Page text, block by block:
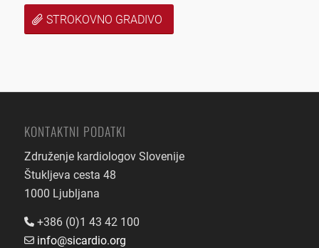
STROKOVNO GRADIVO
KONTAKTNI PODATKI
Združenje kardiologov Slovenije
Štukljeva cesta 48
1000 Ljubljana
+386 (0)1 43 42 100
info@sicardio.org